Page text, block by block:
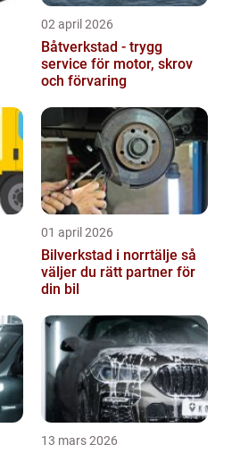
02 april 2026
Båtverkstad - trygg
service för motor, skrov
och förvaring
01 april 2026
Bilverkstad i norrtälje så
väljer du rätt partner för
din bil
13 mars 2026